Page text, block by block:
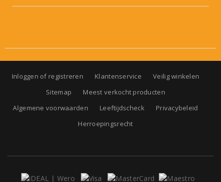
Inloggen of registreren Klantenservice
Veilig winkelen
Sitemap
Meest verkocht producten
Algemene voorwaarden
Leeftijdscheck
Privacybeleid
Herroepingsrecht